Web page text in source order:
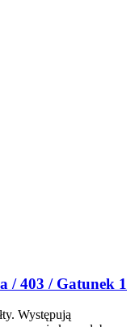
/ 403 / Gatunek 1
Występują